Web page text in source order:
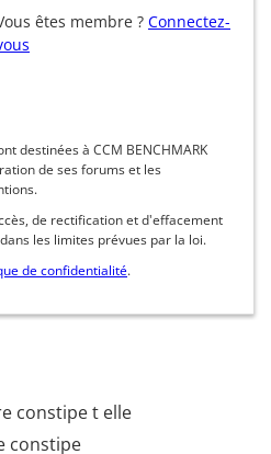
êtes membre ? Connectez-
destinées à CCM BENCHMARK
de ses forums et les
de rectification et d'effacement
les limites prévues par la loi.
de confidentialité.
constipe t elle
constipe